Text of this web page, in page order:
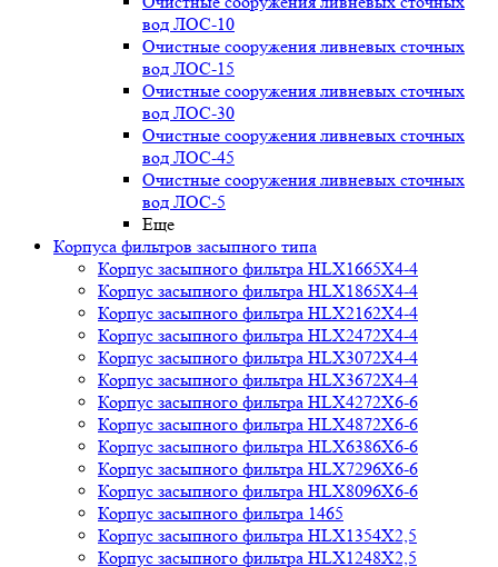
вод ЛОС-10
Очистные сооружения ливневых сточных
вод ЛОС-15
Очистные сооружения ливневых сточных
вод ЛОС-30
Очистные сооружения ливневых сточных
вод ЛОС-45
Очистные сооружения ливневых сточных
вод ЛОС-5
Еще
Корпуса фильтров засыпного типа
Корпус засыпного фильтра HLX1665X4-4
Корпус засыпного фильтра HLX1865X4-4
Корпус засыпного фильтра HLX2162X4-4
Корпус засыпного фильтра HLX2472X4-4
Корпус засыпного фильтра HLX3072X4-4
Корпус засыпного фильтра HLX3672X4-4
Корпус засыпного фильтра HLX4272X6-6
Корпус засыпного фильтра HLX4872X6-6
Корпус засыпного фильтра HLX6386X6-6
Корпус засыпного фильтра HLX7296X6-6
Корпус засыпного фильтра HLX8096X6-6
Корпус засыпного фильтра 1465
Корпус засыпного фильтра HLX1354X2,5
Корпус засыпного фильтра HLX1248X2,5